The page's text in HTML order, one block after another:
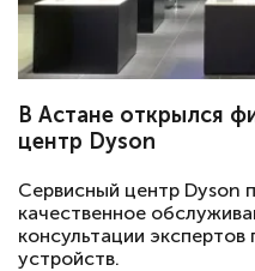
В Астане открылся
центр Dyson
Сервисный центр Dyson
качественное
консультации
устройств.